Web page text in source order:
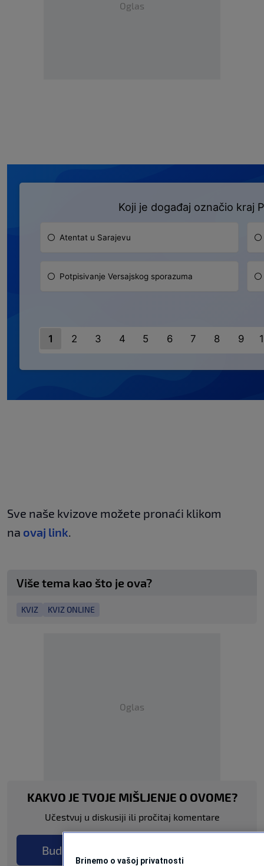
Oglas
Sve naše kvizove možete pronaći klikom
na ovaj link.
Više tema kao što je ova?
KVIZ KVIZ ONLINE
Oglas
KAKVO JE TVOJE MIŠLJENJE O OVOME?
Učestvuj u diskusiji ili pročitaj komentare
Budi prvi koji će ostaviti komentar
Brinemo o vašoj privatnosti